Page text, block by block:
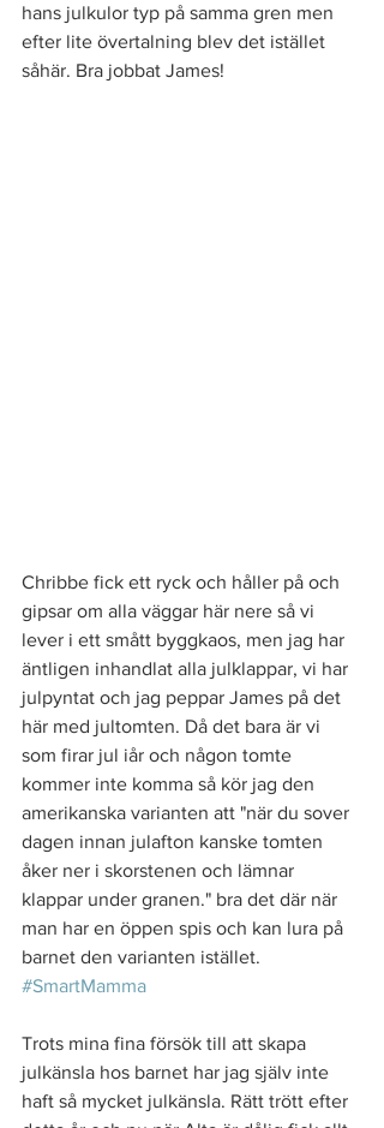
hans julkulor typ på samma gren men
efter lite övertalning blev det istället
såhär. Bra jobbat James!
Chribbe fick ett ryck och håller på och
gipsar om alla väggar här nere så vi
lever i ett smått byggkaos, men jag har
äntligen inhandlat alla julklappar, vi har
julpyntat och jag peppar James på det
här med jultomten. Då det bara är vi
som firar jul iår och någon tomte
kommer inte komma så kör jag den
amerikanska varianten att "när du sover
dagen innan julafton kanske tomten
åker ner i skorstenen och lämnar
klappar under granen." bra det där när
man har en öppen spis och kan lura på
barnet den varianten istället.
#SmartMamma
Trots mina fina försök till att skapa
julkänsla hos barnet har jag själv inte
haft så mycket julkänsla. Rätt trött efter